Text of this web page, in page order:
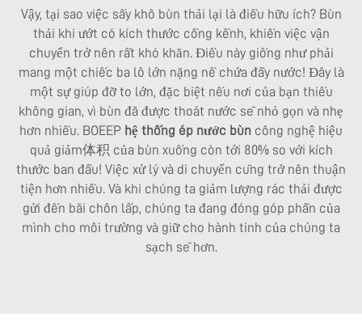
Vậy, tại sao việc sấy khô bùn thải lại là điều hữu ích? Bùn
thải khi ướt có kích thước cồng kềnh, khiến việc vận
chuyển trở nên rất khó khăn. Điều này giống như phải
mang một chiếc ba lô lớn nặng nề chứa đầy nước! Đây là
một sự giúp đỡ to lớn, đặc biệt nếu nơi của bạn thiếu
không gian, vì bùn đã được thoát nước sẽ nhỏ gọn và nhẹ
hơn nhiều. BOEEP hệ thống ép nước bùn công nghệ hiệu
quả giảm体积 của bùn xuống còn tới 80% so với kích
thước ban đầu! Việc xử lý và di chuyển cũng trở nên thuận
tiện hơn nhiều. Và khi chúng ta giảm lượng rác thải được
gửi đến bãi chôn lấp, chúng ta đang đóng góp phần của
mình cho môi trường và giữ cho hành tinh của chúng ta
sạch sẽ hơn.